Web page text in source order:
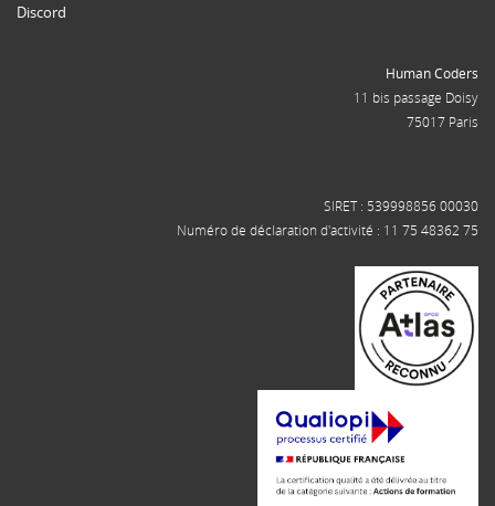
Discord
Human Coders
11 bis passage Doisy
75017 Paris
SIRET : 539998856 00030
Numéro de déclaration d'activité : 11 75 48362 75